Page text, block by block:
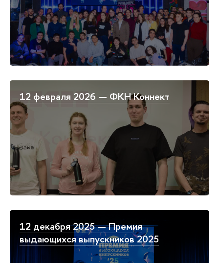
12 февраля 2026 — ФКН Коннект
12 декабря 2025 — Премия
выдающихся выпускников 2025